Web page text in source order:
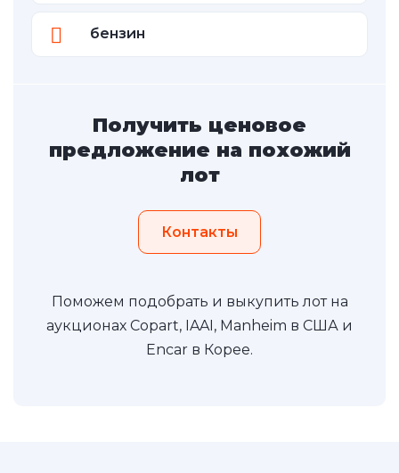
бензин
Получить ценовое
предложение на похожий
лот
Контакты
Поможем подобрать и выкупить лот на
аукционах Copart, IAAI, Manheim в США и
Encar в Корее.